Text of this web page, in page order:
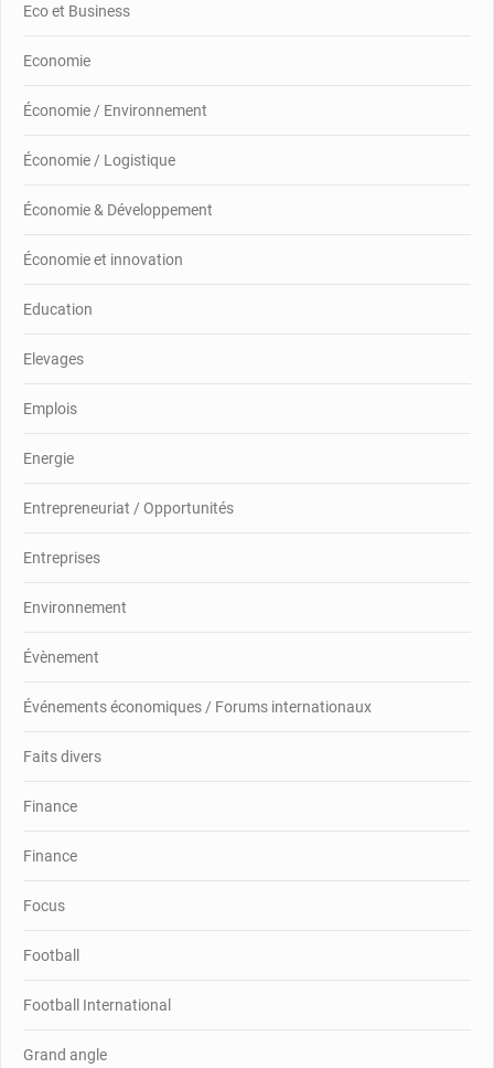
Eco et Business
Economie
Économie / Environnement
Économie / Logistique
Économie & Développement
Économie et innovation
Education
Elevages
Emplois
Energie
Entrepreneuriat / Opportunités
Entreprises
Environnement
Évènement
Événements économiques / Forums internationaux
Faits divers
Finance
Finance
Focus
Football
Football International
Grand angle